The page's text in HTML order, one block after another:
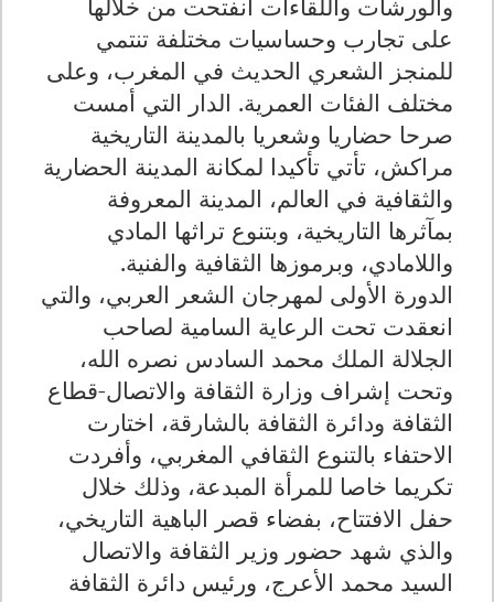
على تجارب وحساسيات مختلفة تنتمي
للمنجز الشعري الحديث في المغرب، وعلى
مختلف الفئات العمرية. الدار التي أمست
صرحا حضاريا وشعريا بالمدينة التاريخية
مراكش، تأتي تأكيدا لمكانة المدينة الحضارية
والثقافية في العالم، المدينة المعروفة
بمآثرها التاريخية، وبتنوع تراثها المادي
واللامادي، وبرموزها الثقافية والفنية.
الدورة الأولى لمهرجان الشعر العربي، والتي
انعقدت تحت الرعاية السامية لصاحب
الجلالة الملك محمد السادس نصره الله،
وتحت إشراف وزارة الثقافة والاتصال-قطاع
الثقافة ودائرة الثقافة بالشارقة، اختارت
الاحتفاء بالتنوع الثقافي المغربي، وأفردت
تكريما خاصا للمرأة المبدعة، وذلك خلال
حفل الافتتاح، بفضاء قصر الباهية التاريخي،
والذي شهد حضور وزير الثقافة والاتصال
السيد محمد الأعرج، ورئيس دائرة الثقافة